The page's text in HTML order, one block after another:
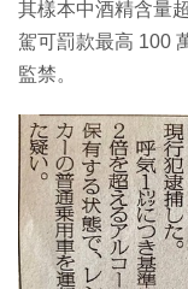
其樣本中酒精含量
駕可罰款最高 100
監禁。